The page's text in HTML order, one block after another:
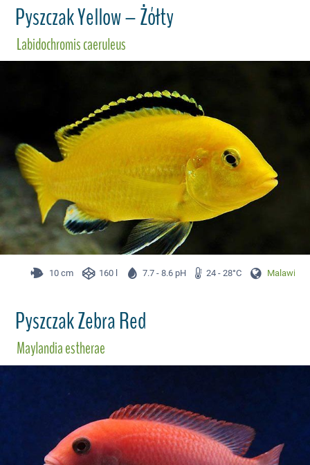
Pyszczak Yellow – Żółty
Labidochromis caeruleus
10 cm 160 l 7.7 - 8.6 pH 24 - 28°C Malawi
Pyszczak Zebra Red
Maylandia estherae